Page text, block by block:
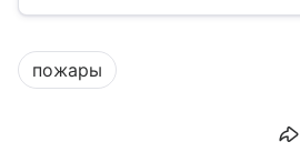
представляет собой МЧС, как
задачи выполняет и какую роль
современной России.
пожары